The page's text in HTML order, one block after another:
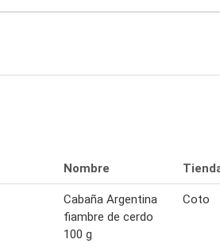
Nombre
Cabaña Argentina
fiambre de cerdo
100 g
Coto